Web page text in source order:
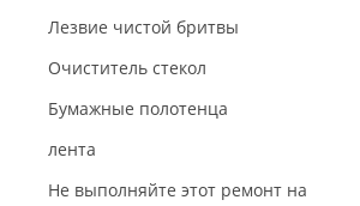
Лезвие чистой бритвы
Очиститель стекол
Бумажные полотенца
лента
Не выполняйте этот ремонт на